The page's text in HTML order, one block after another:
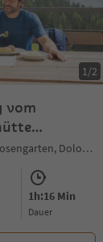
1/2
vom
Welschnofen, Tiers am Rosengarten, Dolomitenregion Seiser Alm
1h:16 Min
Dauer